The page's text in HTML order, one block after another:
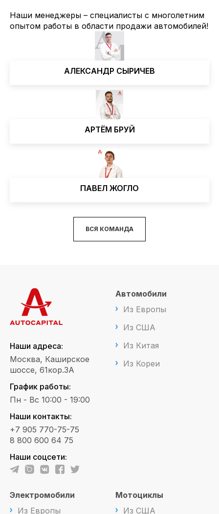
Наши менеджеры – специалисты с многолетним
oпытом работы в области продажи автомобилей!
АЛЕКСАНДР СЫРИЧЕВ
АРТЁМ БРУЙ
ПАВЕЛ ЖОГЛО
ВСЯ КОМАНДА
Наши адреса:
Москва, Каширское
шоссе, 61кор.3А
График работы:
Пн - Вс 10:00 - 19:00
Наши контакты:
+7 905 770-75-75
8 800 600 64 75
Наши соцсети:
Автомобили
Из Европы
Из США
Из Китая
Из Кореи
Электромобили
Из Европы
Мотоциклы
Из США